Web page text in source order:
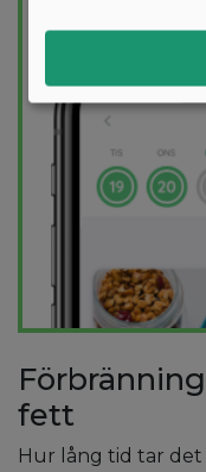
fett
Hur lång tid tar det